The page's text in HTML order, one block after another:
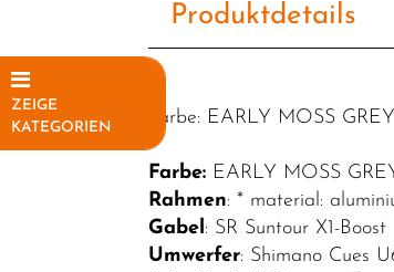
ZEIGE
KATEGORIEN
Elektrofahrräder
Produktdetails
Farbe: EARLY MOSS GREY
Farbe: EARLY MOSS
Rahmen: * material:
Gabel: SR Suntour X1-Boost
Umwerfer: Shimano Cues